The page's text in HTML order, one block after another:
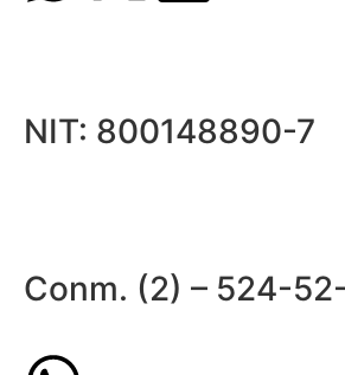
NIT: 800148890-7
Conm. (2) – 524-